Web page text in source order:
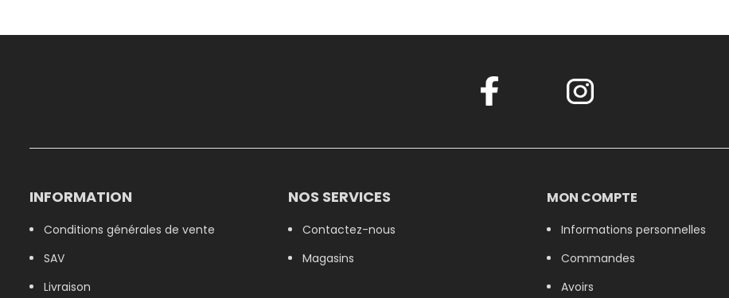
INFORMATION
Conditions générales de vente
SAV
Livraison
NOS SERVICES
Contactez-nous
Magasins
MON COMPTE
Informations personnelles
Commandes
Avoirs